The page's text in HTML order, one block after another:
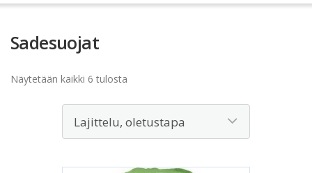
Sadesuojat
Näytetään kaikki 6 tulosta